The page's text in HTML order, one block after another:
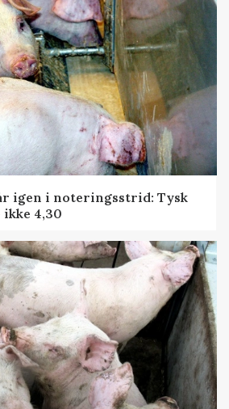
igen i noteringsstrid: Tysk
4,30